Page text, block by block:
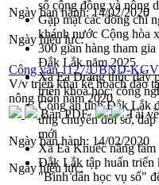
số cộng đồng và nông
Gặp mặt các đồng chí
khánh nước Cộng hòa
300 gian hàng tham
Đắk Lắk năm 2025
Xã Ea Drăng thúc đẩy
triển khoa học, công
Công an tỉnh Đắk Lắk
ứng chuyển đổi số,
mới
Xã Ea Knuếc nâng
Đắk Lắk tập huấn triển
"Bình dân học vụ số"
Ngày ban hành:14/02/2020
Ngày hiệu lực:
Công văn 1127/UBND-
V/v triển khai kế hoạch đào
nông thôn năm 2020
Bản PDF
Tải về
Ngày ban hành: 14/02/2020
Ngày hiệu lực: